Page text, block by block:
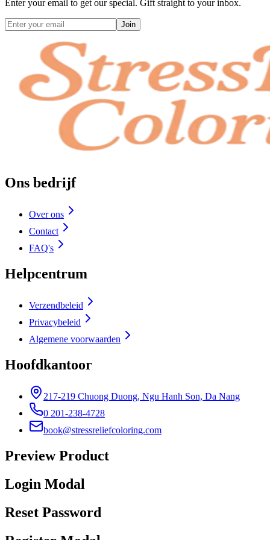
Enter your email to get our special. Gift straight to your inbox.
Join
Ons bedrijf
Over ons
Contact
FAQ's
Helpcentrum
Verzendbeleid
Privacybeleid
Algemene voorwaarden
Hoofdkantoor
217-219 Chuong Duong, Ngu Hanh Son, Da Nang
0 201-238-4728
book@stressreliefcoloring.com
Preview Product
Login Modal
Reset Password